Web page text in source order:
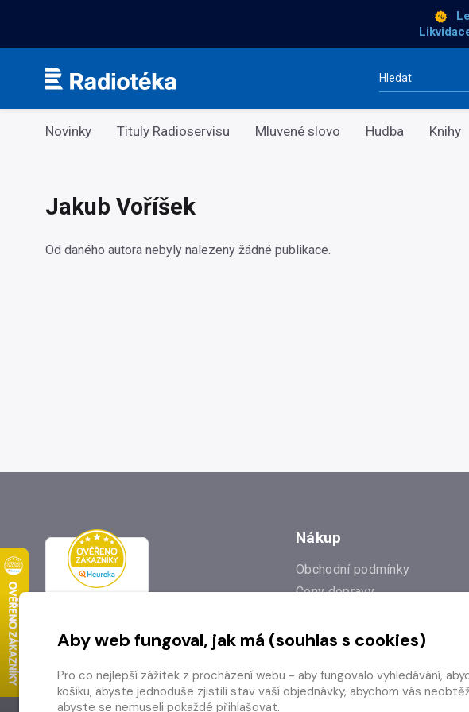
Kategorie
Novinky Tituly Radioservisu Mluvené slovo Hudba Knihy
Jakub Voříšek
Od daného autora nebyly nalezeny žádné publikace.
Nákup
Obchodní podmínky
Ceny dopravy
Prodejna
Odstoupení od smlouvy
Aby web fungoval, jak má (souhlas s cookies)
Pro co nejlepší zážitek z procházení webu - aby fungovalo vyhledávání,
košíku, abyste jednoduše zjistili stav vaší objednávky, abychom vás
abyste se nemuseli pokaždé přihlašovat.